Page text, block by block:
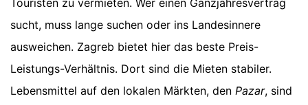
Touristen zu vermieten. Wer einen Ganzjahresvertrag
sucht, muss lange suchen oder ins Landesinnere
ausweichen. Zagreb bietet hier das beste Preis-
Leistungs-Verhältnis. Dort sind die Mieten stabiler.
Lebensmittel auf den lokalen Märkten, den Pazar, sind